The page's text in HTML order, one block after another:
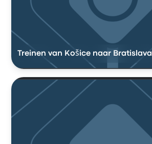
Treinen van Košice naar Bratislava